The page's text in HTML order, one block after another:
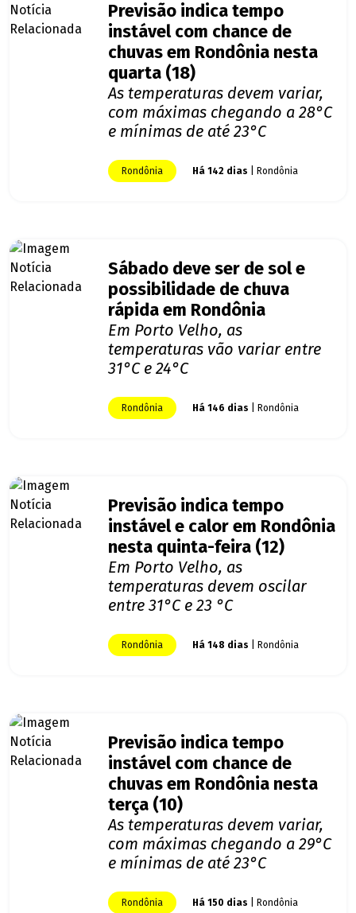
Previsão indica tempo
instável com chance de
chuvas em Rondônia nesta
quarta (18)
As temperaturas devem variar,
com máximas chegando a 28°C
e mínimas de até 23°C
Rondônia Há 142 dias | Rondônia
Sábado deve ser de sol e
possibilidade de chuva
rápida em Rondônia
Em Porto Velho, as
temperaturas vão variar entre
31°C e 24°C
Rondônia Há 146 dias | Rondônia
Previsão indica tempo
instável e calor em Rondônia
nesta quinta-feira (12)
Em Porto Velho, as
temperaturas devem oscilar
entre 31°C e 23 °C
Rondônia Há 148 dias | Rondônia
Previsão indica tempo
instável com chance de
chuvas em Rondônia nesta
terça (10)
As temperaturas devem variar,
com máximas chegando a 29°C
e mínimas de até 23°C
Rondônia Há 150 dias | Rondônia